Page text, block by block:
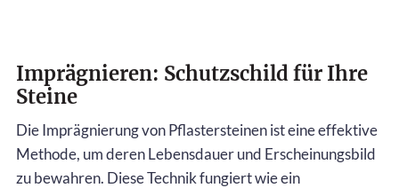
Imprägnieren: Schutzschild für Ihre
Steine
Die Imprägnierung von Pflastersteinen ist eine effektive
Methode, um deren Lebensdauer und Erscheinungsbild
zu bewahren. Diese Technik fungiert wie ein